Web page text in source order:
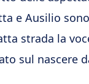
e Ausilio
strada la
sul nascere